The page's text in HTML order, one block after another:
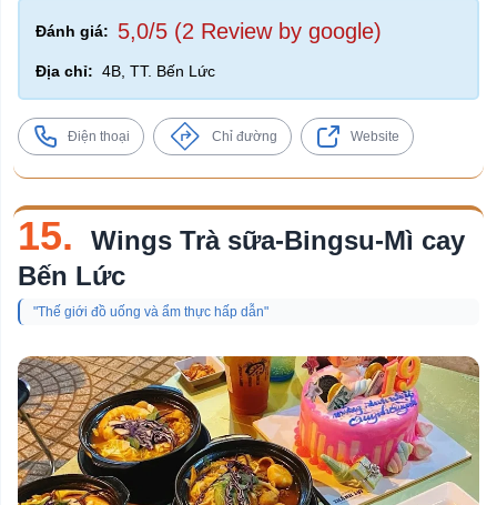
Đánh giá: 5,0/5 (2 Review by google)
Địa chỉ: 4B, TT. Bến Lức
Điện thoại Chỉ đường Website
15.
Wings Trà sữa-Bingsu-Mì cay
Bến Lức
"Thế giới đồ uống và ẩm thực hấp dẫn"